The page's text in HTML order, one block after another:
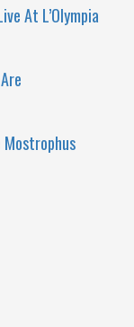
At L’Olympia